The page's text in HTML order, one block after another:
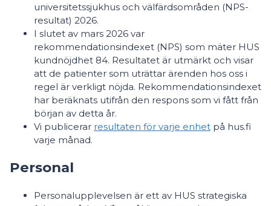
universitetssjukhus och välfärdsområden (NPS-
resultat) 2026.
I slutet av mars 2026 var
rekommendationsindexet (NPS) som mäter HUS
kundnöjdhet 84. Resultatet är utmärkt och visar
att de patienter som uträttar ärenden hos oss i
regel är verkligt nöjda. Rekommendationsindexet
har beräknats utifrån den respons som vi fått från
början av detta år.
Vi publicerar resultaten för varje enhet på hus.fi
varje månad.
Personal
Personalupplevelsen är ett av HUS strategiska